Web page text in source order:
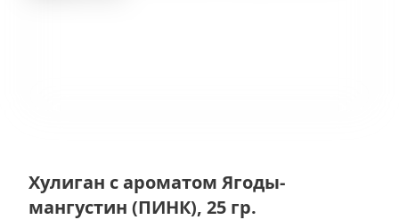
Хулиган с ароматом Ягоды-
мангустин (ПИНК), 25 гр.